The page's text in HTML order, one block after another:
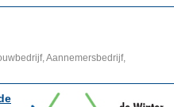
Aannemersbedrijf,